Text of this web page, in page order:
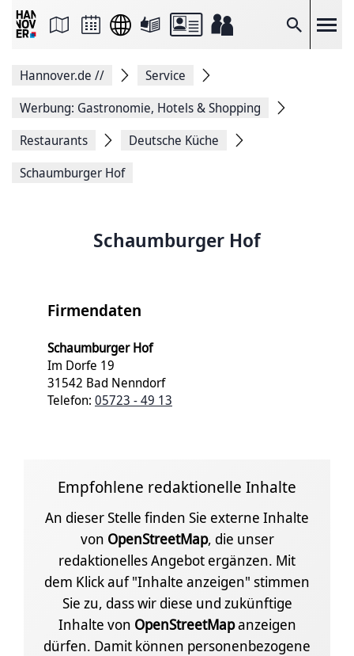
Suche
Seite
Facebook
teilen
Seitenlink
Seite
Hannover.de //
Service
Werbung: Gastronomie, Hotels & Shopping
Restaurants
Deutsche Küche
Schaumburger Hof
Schaumburger Hof
Firmendaten
Schaumburger Hof
Im Dorfe 19
31542 Bad Nenndorf
Telefon: 05723 - 49 13
Empfohlene redaktionelle Inhalte
An dieser Stelle finden Sie externe Inhalte
von OpenStreetMap, die unser
redaktionelles Angebot ergänzen. Mit
dem Klick auf "Inhalte anzeigen" stimmen
Sie zu, dass wir diese und zukünftige
Inhalte von OpenStreetMapanzeigen
dürfen. Damit können personenbezogene